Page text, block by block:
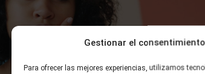
Gestionar el
Para ofrecer las mejores experiencias, utilizamos